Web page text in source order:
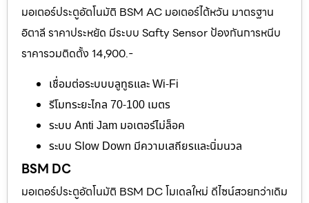
มอเตอร์ประตูอัตโนมัติ BSM AC มอเตอร์ไต้หวัน มาตรฐาน
อิตาลี ราคาประหยัด มีระบบ Safty Sensor ป้องกันการหนีบ
ราคารวมติดตั้ง 14,900.-
เชื่อมต่อระบบบลูทูธและ Wi-Fi
รีโมทระยะไกล 70-100 เมตร
ระบบ Anti Jam มอเตอร์ไม่ล็อค
ระบบ Slow Down มีความเสถียรและนิ่มนวล
BSM DC
มอเตอร์ประตูอัตโนมัติ BSM DC โมเดลใหม่ ดีไซน์สวยกว่าเดิม